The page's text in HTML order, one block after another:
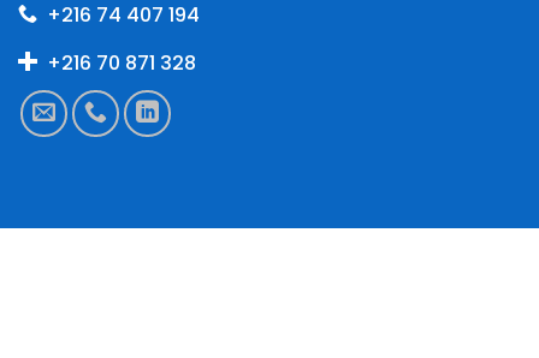
+216 74 407 194
+216 70 871 328